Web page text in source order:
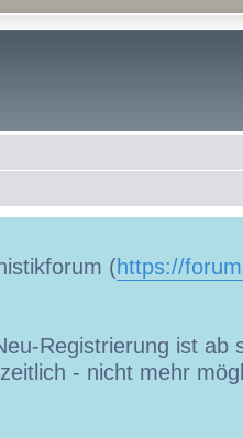
(https://
Registrierung ist
- nicht mehr